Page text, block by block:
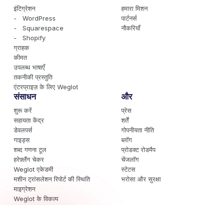
इंटिग्रेशन
- WordPress
- Squarespace
- Shopify
ग्राहक
कीमत
उपलब्ध भाषाएँ
तकनीकी प्रस्तुति
एंटरप्राइज़ के लिए Weglot
हमारा मिशन
पार्टनर्स
नौकरियाँ
संसाधन
शुरू करें
सहायता केंद्र
डेवलपर्स
गाइड्स
शब्द गणना टूल
हरेफ़्लैंग चेकर
Weglot एकेडमी
मशीन ट्रांसलेशन रिपोर्ट की स्थिति
माइग्रेशन
Weglot के विकल्प
और
प्रेस
शर्तें
गोपनीयता नीति
ब्लॉग
प्रोडक्ट रोडमैप
चेंजलॉग
स्टेटस
भरोसा और सुरक्षा